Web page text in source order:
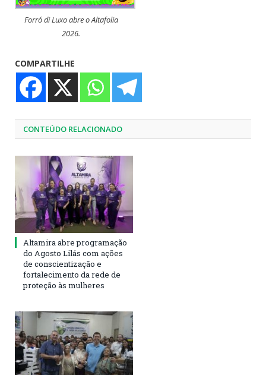
Forró di Luxo abre o Altafolia
2026.
COMPARTILHE
CONTEÚDO RELACIONADO
Altamira abre programação
do Agosto Lilás com ações
de conscientização e
fortalecimento da rede de
proteção às mulheres